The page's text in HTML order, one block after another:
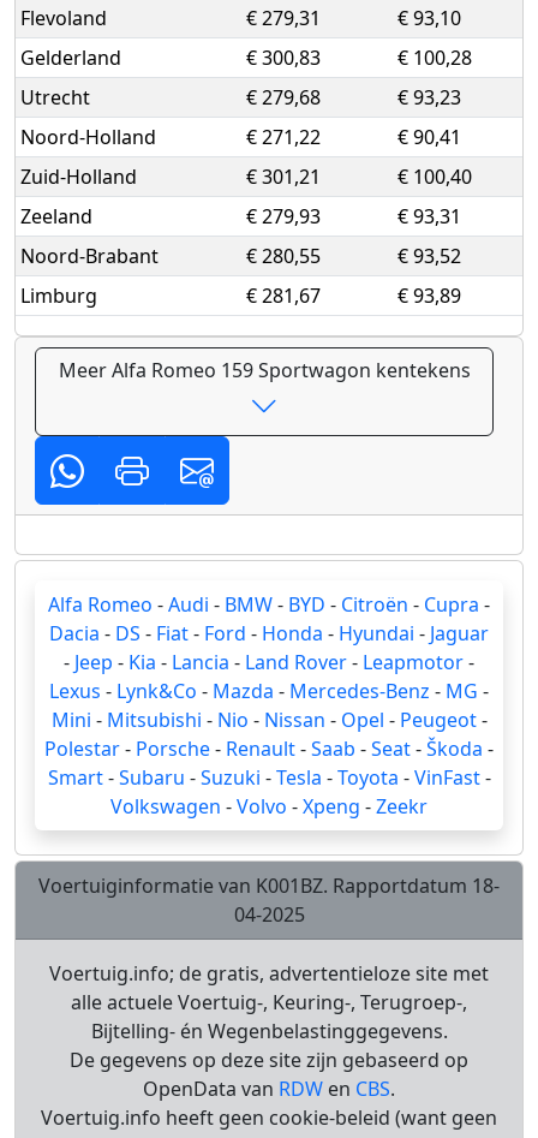
Flevoland
€ 279,31
€ 93,10
Gelderland
€ 300,83
€ 100,28
Utrecht
€ 279,68
€ 93,23
Noord-Holland
€ 271,22
€ 90,41
Zuid-Holland
€ 301,21
€ 100,40
Zeeland
€ 279,93
€ 93,31
Noord-Brabant
€ 280,55
€ 93,52
Limburg
€ 281,67 € 93,89
Alfa Romeo -Audi - BMW- BYD - Citroën - Cupra -
Dacia - DS - Fiat- Ford - Honda - Hyundai - Jaguar
- Jeep - Kia - Lancia - Land Rover- Leapmotor-
Lexus - Lynk&Co - Mazda - Mercedes-Benz - MG -
Mini - Mitsubishi - Nio - Nissan - Opel - Peugeot-
Polestar- Porsche- Renault-Saab -Seat-Škoda -
Smart-Subaru -Suzuki -Tesla -Toyota -VinFast-
Volkswagen -Volvo -Xpeng -Zeekr
Voertuiginformatie van K001BZ. Rapportdatum 18-
04-2025
Voertuig.info; de gratis, advertentieloze site met
alle actuele Voertuig-, Keuring-, Terugroep-,
Bijtelling- én Wegenbelastinggegevens.
De gegevens op deze site zijn gebaseerd op
OpenData van RDW en CBS.
Voertuig.info heeft geen cookie-beleid (want geen